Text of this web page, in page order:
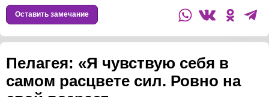
Оставить замечание
Пелагея: «Я чувствую себя в
самом расцвете сил. Ровно на